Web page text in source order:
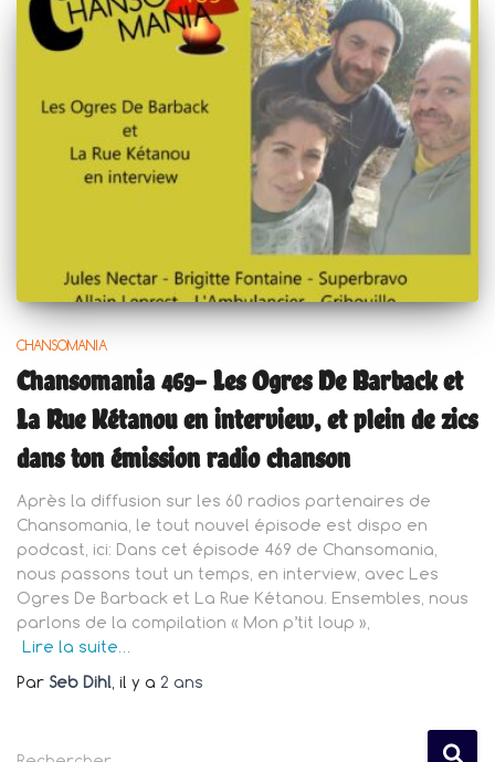
CHANSOMANIA
Chansomania 469- Les Ogres De Barback et
La Rue Kétanou en interview, et plein de zics
dans ton émission radio chanson
Après la diffusion sur les 60 radios partenaires de
Chansomania, le tout nouvel épisode est dispo en
podcast, ici: Dans cet épisode 469 de Chansomania,
nous passons tout un temps, en interview, avec Les
Ogres De Barback et La Rue Kétanou. Ensembles, nous
parlons de la compilation « Mon p’tit loup »,
Lire la suite…
Par Seb Dihl, il y a 2 ans
R